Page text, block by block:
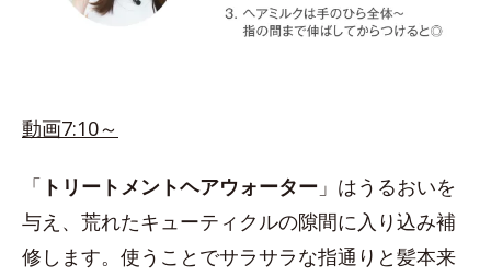
動画7:10～
「 トリートメントヘアウォーター 」はうるおいを
与え、荒れたキューティクルの隙間に入り込み補
修します。使うことでサラサラな指通りと髪本来